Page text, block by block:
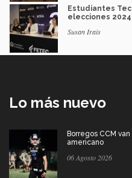
Estudiantes
elecciones
Susan Irais
Lo más nuevo
Borregos CCM
americano
06 Agosto 2026